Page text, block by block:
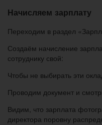
Начисляем зарплату
Переходим в раздел
Создаём начисление
сотруднику свой:
Чтобы не выбирать эти
Проводим документ и
Видим, что зарплата
директора поровну